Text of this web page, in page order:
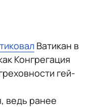
Ватикан в
Конгрегация
гей-
ведь ранее